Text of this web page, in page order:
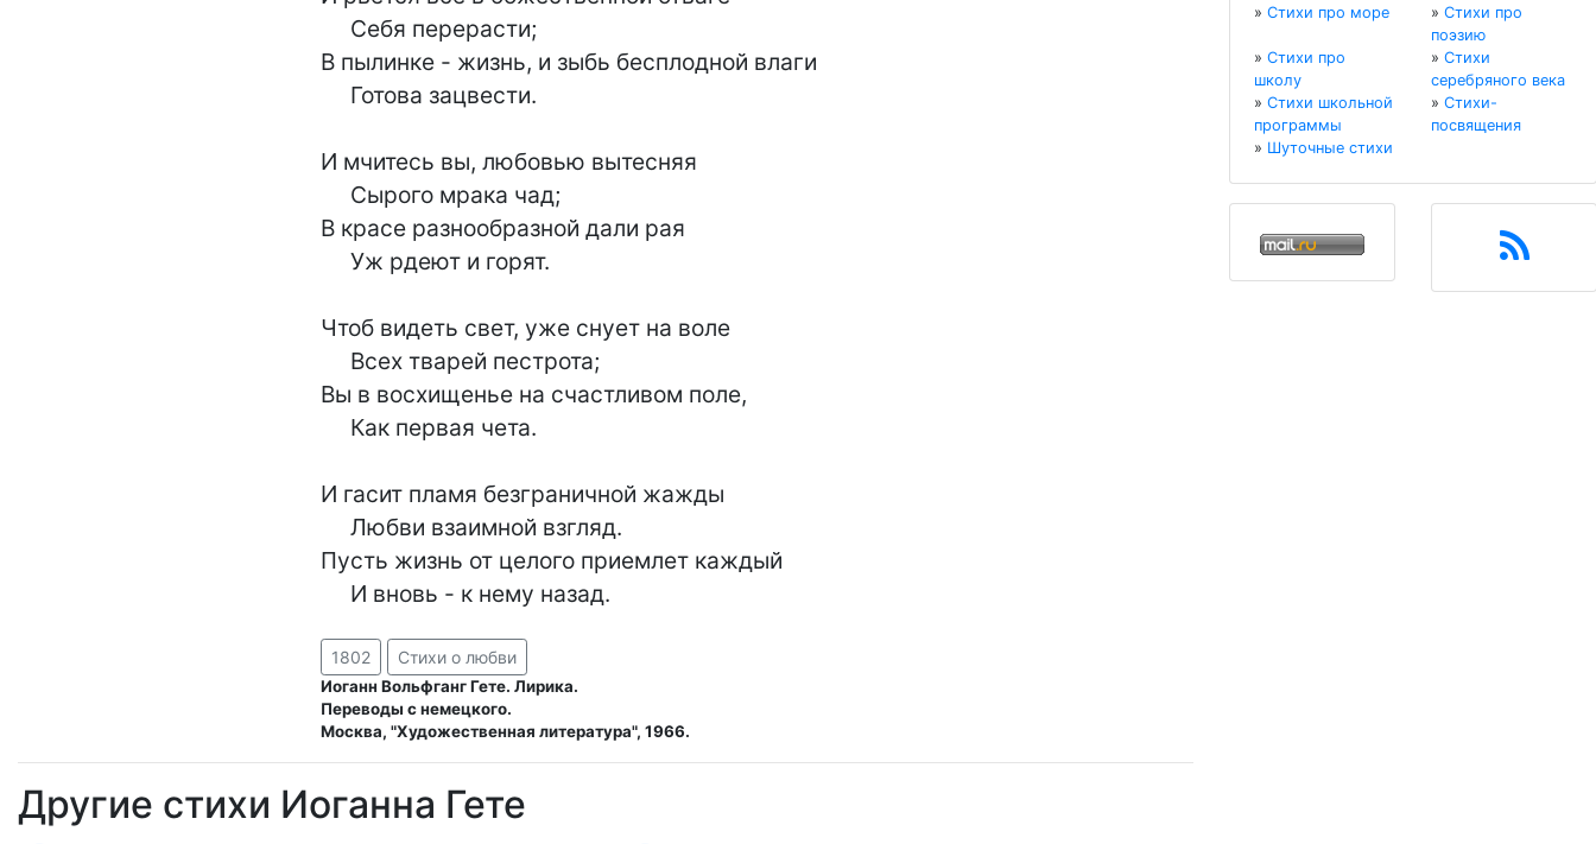
В пылинке - жизнь, и зыбь бесплодной влаги
И мчитесь вы, любовью вытесняя
В красе разнообразной дали рая
Чтоб видеть свет, уже снует на воле
Вы в восхищенье на счастливом поле,
И гасит пламя безграничной жажды
Пусть жизнь от целого приемлет каждый
     И вновь - к нему назад.
1802 Стихи о любви
Иоганн Вольфганг Гете. Лирика.
Переводы с немецкого.
Москва, "Художественная литература", 1966.
Другие стихи Иоганна Гете
» Стихи про море » Стихи про
поэзию
» Стихи про
школу
» Стихи
серебряного века
» Стихи школьной
программы
» Стихи-
посвящения
» Шуточные стихи